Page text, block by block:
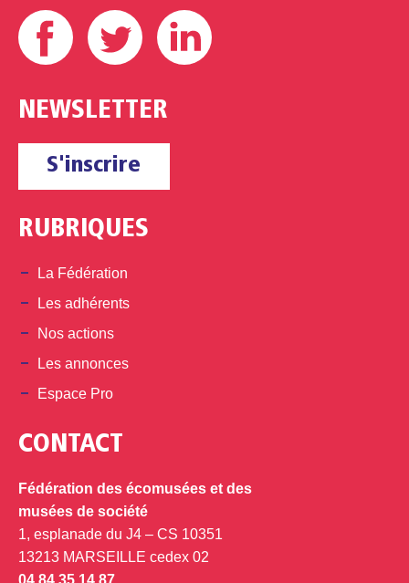
Facebook Twitter
NEWSLETTER
S'inscrire
RUBRIQUES
La Fédération
Les adhérents
Nos actions
Les annonces
Espace Pro
CONTACT
Fédération des écomusées et des
musées de société
1, esplanade du J4 – CS 10351
13213 MARSEILLE cedex 02
04 84 35 14 87